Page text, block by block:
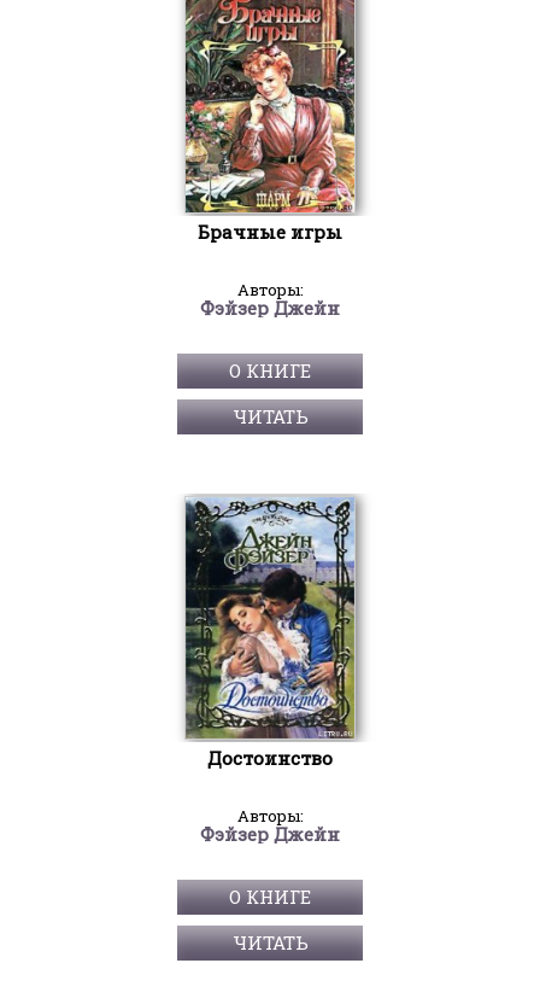
Брачные игры
Авторы:
Фэйзер Джейн
О КНИГЕ
ЧИТАТЬ
Достоинство
Авторы:
Фэйзер Джейн
О КНИГЕ
ЧИТАТЬ